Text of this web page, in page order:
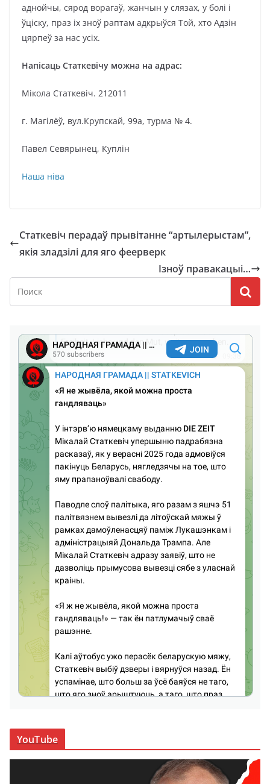
аднойчы, сярод ворагаў, жанчын у слязах, у болі і
ўціску, праз іх зноў раптам адкрыўся Той, хто Адзін
цярпеў за нас усіх.
Напісаць Статкевічу можна на адрас:
Мікола Статкевіч. 212011
г. Магілёў, вул.Крупскай, 99а, турма № 4.
Павел Севярынец, Куплін
Наша ніва
Статкевіч перадаў прывітанне “артылерыстам”,
якія зладзілі для яго феерверк
Ізноў правакацыі…
YouTube